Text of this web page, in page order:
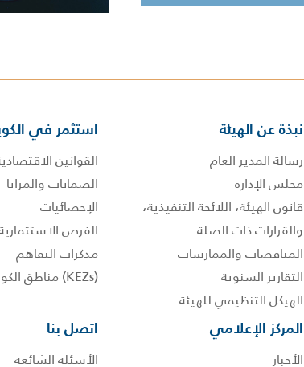
نبذة عن الهيئة
رسالة المدير العام
مجلس الإدارة
قانون الهيئة، اللائحة التنفيذية،
والقرارات ذات الصلة
المناقصات والممارسات
التقارير السنوية
الهيكل التنظيمي للهيئة
استثمر في
القوانين
الضمانات والمزايا
الإحصائيات
الفرص
مذكرات التفاهم
(KEZs) مناطق الكويت الاقتصادية
المركز الإعلامي
الأخبار
اتصل بنا
الأسئلة الشائعة